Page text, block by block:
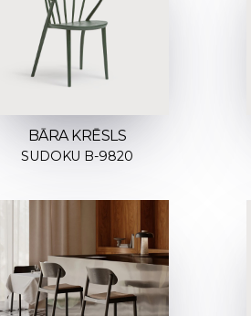
BĀRA KRĒSLS
SUDOKU B-9820